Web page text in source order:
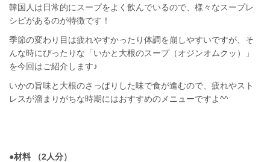
韓国人は日常的にスープをよく飲んでいるので、様々なスープレ
シピがあるのが特徴です！
季節の変わり目は疲れやすかったり体調を崩しやすいですが、そ
んな時にぴったりな「いかと大根のスープ（オジンオムクッ）」
を今回はご紹介します♪
いかの旨味と大根のさっぱりした味で食が進むので、疲れやスト
レスが溜まりがちな時期にはおすすめのメニューですよ^^
●材料 （2人分）